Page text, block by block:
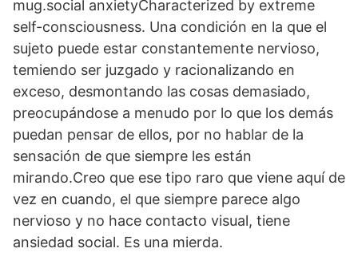
mug.social anxietyCharacterized by extreme
self-consciousness. Una condición en la que el
sujeto puede estar constantemente nervioso,
temiendo ser juzgado y racionalizando en
exceso, desmontando las cosas demasiado,
preocupándose a menudo por lo que los demás
puedan pensar de ellos, por no hablar de la
sensación de que siempre les están
mirando.Creo que ese tipo raro que viene aquí de
vez en cuando, el que siempre parece algo
nervioso y no hace contacto visual, tiene
ansiedad social. Es una mierda.